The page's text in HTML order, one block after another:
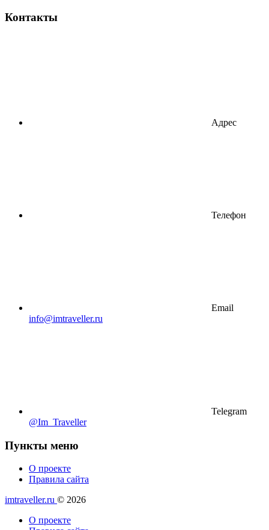
Контакты
Адрес
Телефон
Email
info@imtraveller.ru
Telegram
@Im_Traveller
Пункты меню
О проекте
Правила сайта
imtraveller.ru © 2026
О проекте